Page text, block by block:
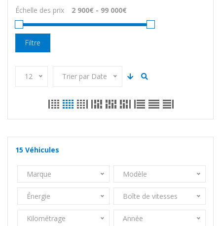
Échelle des prix
Filtre
12 Trier par Date
15 Véhicules
Marque Modèle
Énergie Boîte de vitesses
Kilométrage Année